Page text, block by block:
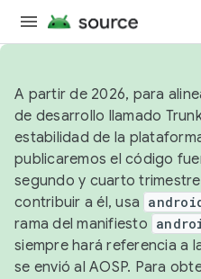
A partir de 2026, para
de desarrollo llamado
estabilidad de la
publicaremos el código
segundo y cuarto
contribuir a él, usa
rama del manifiesto
siempre hará referencia a
se envió al AOSP. Para